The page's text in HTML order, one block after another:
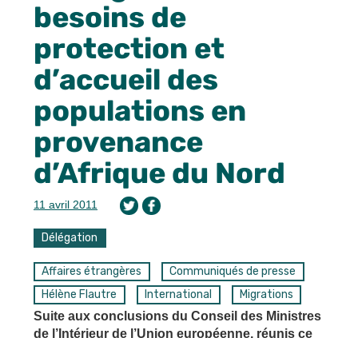
besoins de
protection et
d’accueil des
populations en
provenance
d’Afrique du Nord
11 avril 2011
Délégation
Affaires étrangères
Communiqués de presse
Hélène Flautre
International
Migrations
Suite aux conclusions du Conseil des Ministres
de l’Intérieur de l’Union européenne, réunis ce